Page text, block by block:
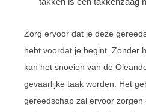
Zorg ervoor dat je deze
hebt voordat je begint. Zonder
kan het snoeien van de
gevaarlijke taak worden. Het
gereedschap zal ervoor